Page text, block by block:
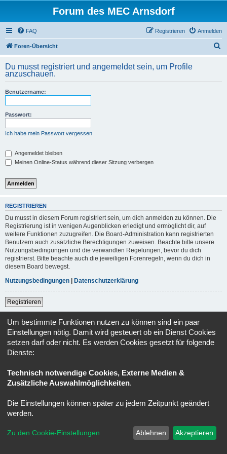
Forum des MEC Arnsdorf
FAQ Anmelden
Registrieren
Foren-Übersicht
h
Du musst registriert und angemeldet sein, um Profile
anzuschauen.
Benutzername:
Passwort:
Ich habe mein Passwort vergessen
Angemeldet bleiben
Meinen Online-Status während dieser Sitzung verbergen
REGISTRIEREN
Du musst in diesem Forum registriert sein, um dich anmelden zu können. Die
Registrierung ist in wenigen Augenblicken erledigt und ermöglicht dir, auf
weitere Funktionen zuzugreifen. Die Board-Administration kann registrierten
Benutzern auch zusätzliche Berechtigungen zuweisen. Beachte bitte unsere
Nutzungsbedingungen und die verwandten Regelungen, bevor du dich
registrierst. Bitte beachte auch die jeweiligen Forenregeln, wenn du dich in
diesem Board bewegst.
Nutzungsbedingungen | Datenschutzerklärung
Registrieren
Alle Zeiten sind
Powered byphpBB® Forum Software © phpBB Limited
Um bestimmte Funktionen nutzen zu können sind ein paar
Einstellungen nötig. Damit wird gesteuert ob ein Dienst Cookies
setzen darf oder nicht. Es werden Cookies gesetzt für folgende
Dienste:
Technisch notwendige Cookies, Externe Medien &
Zusätzliche Auswahlmöglichkeiten.
Die Einstellungen können später zu jedem Zeitpunkt geändert
werden.
Zu den Cookie-Einstellungen Ablehnen Akzeptieren